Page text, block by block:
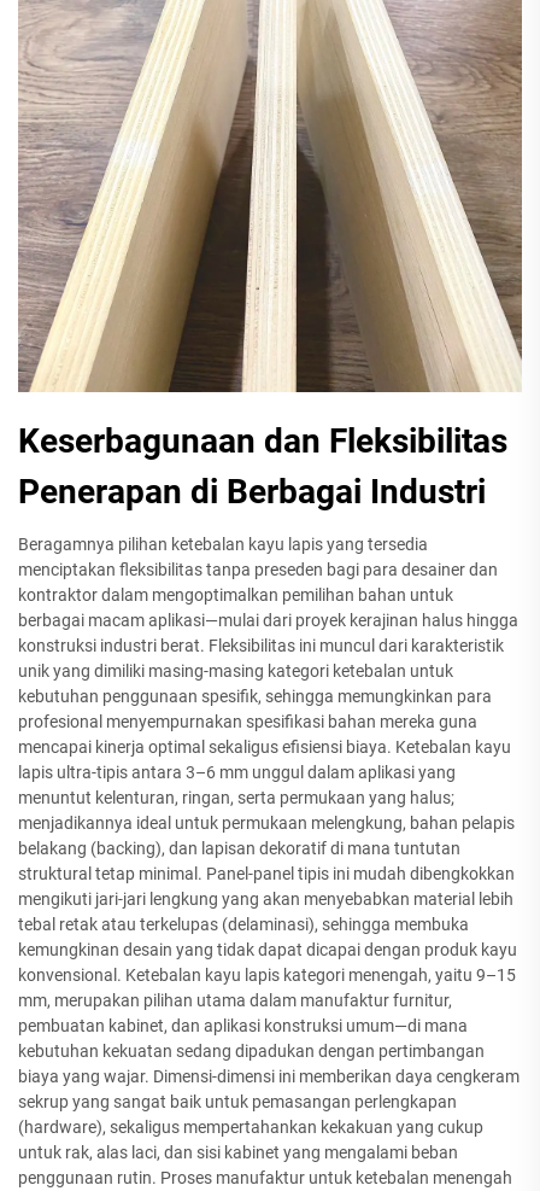
Keserbagunaan dan Fleksibilitas
Penerapan di Berbagai Industri
Beragamnya pilihan ketebalan kayu lapis yang tersedia
menciptakan fleksibilitas tanpa preseden bagi para desainer dan
kontraktor dalam mengoptimalkan pemilihan bahan untuk
berbagai macam aplikasi—mulai dari proyek kerajinan halus hingga
konstruksi industri berat. Fleksibilitas ini muncul dari karakteristik
unik yang dimiliki masing-masing kategori ketebalan untuk
kebutuhan penggunaan spesifik, sehingga memungkinkan para
profesional menyempurnakan spesifikasi bahan mereka guna
mencapai kinerja optimal sekaligus efisiensi biaya. Ketebalan kayu
lapis ultra-tipis antara 3–6 mm unggul dalam aplikasi yang
menuntut kelenturan, ringan, serta permukaan yang halus;
menjadikannya ideal untuk permukaan melengkung, bahan pelapis
belakang (backing), dan lapisan dekoratif di mana tuntutan
struktural tetap minimal. Panel-panel tipis ini mudah dibengkokkan
mengikuti jari-jari lengkung yang akan menyebabkan material lebih
tebal retak atau terkelupas (delaminasi), sehingga membuka
kemungkinan desain yang tidak dapat dicapai dengan produk kayu
konvensional. Ketebalan kayu lapis kategori menengah, yaitu 9–15
mm, merupakan pilihan utama dalam manufaktur furnitur,
pembuatan kabinet, dan aplikasi konstruksi umum—di mana
kebutuhan kekuatan sedang dipadukan dengan pertimbangan
biaya yang wajar. Dimensi-dimensi ini memberikan daya cengkeram
sekrup yang sangat baik untuk pemasangan perlengkapan
(hardware), sekaligus mempertahankan kekakuan yang cukup
untuk rak, alas laci, dan sisi kabinet yang mengalami beban
penggunaan rutin. Proses manufaktur untuk ketebalan menengah